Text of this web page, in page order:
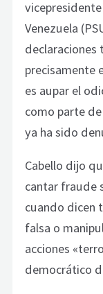
Venezuela
declaraciones
precisamente
es aupar el
como parte
ya ha sido
Cabello dijo
cantar fraude
cuando dicen
falsa o
acciones
democrático